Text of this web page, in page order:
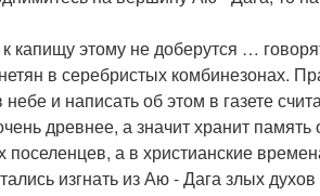
капищу этому не доберутся …
в серебристых комбинезонах.
и написать об этом в газете
древнее, а значит хранит
а в христианские
изгнать из Аю - Дага злых